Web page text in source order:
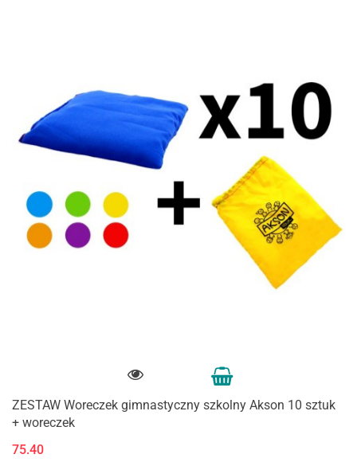
ZESTAW Woreczek gimnastyczny szkolny Akson 10 sztuk
+ woreczek
75.40